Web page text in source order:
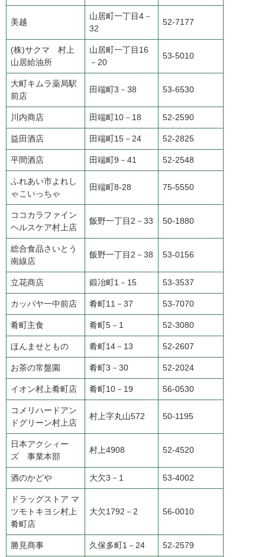
美越
山居町一丁目4－
32
52-7177
(株)サクマ 村上
山居給油所
山居町一丁目16
－20
53-5010
大町キムラ薬局駅
前店
田端町3－38 53-6530
川内商店 田端町10－18 52-2590
益田酒店 田端町15－24 52-2825
平間酒店 田端町9－41 52-2548
ふれあい市よれし
ゃこいっちゃ
田端町8-28 75-5550
ココカラファイン
ヘルスケア村上店
飯野一丁目2－33 50-1880
総合食品さいとう
南線店
飯野一丁目2－38 53-0156
立花商店 鍛冶町1－15 53-3537
カッパヤ一中前店 肴町11－37 53-7070
肴町主食 肴町5－1 52-3080
ほんませともの 肴町14－13 52-2607
お茶の常盤園 肴町3－30 52-2024
イオン村上肴町店 肴町10－19 56-0530
コメリハードアン
ドグリーン村上店
村上字丸山572 50-1195
日本アクシィー
ズ 事業本部
村上4908 52-4520
酒のかどや 大欠3－1 53-4002
ドラッグストア マ
ツモトキヨシ村上
肴町店
大欠1792－2 56-0010
勝見商事 久保多町1－24 52-2579